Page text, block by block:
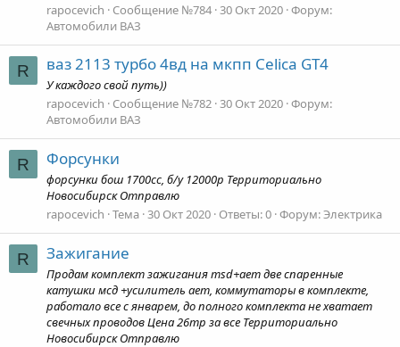
rapocevich
Сообщение №784 30 Окт 2020 Форум:
Автомобили ВАЗ
R ваз 2113 турбо 4вд на мкпп Celica GT4
У каждого свой путь))
rapocevich
Сообщение №782 30 Окт 2020 Форум:
Автомобили ВАЗ
R Форсунки
форсунки бош 1700сс, б/у 12000р Территориально
Новосибирск Отправлю
rapocevich Тема 30 Окт 2020 Ответы: 0 Форум:Электрика
R Зажигание
Продам комплект зажигания msd+aem две спаренные
катушки мсд +усилитель aem, коммутаторы в комплекте,
работало все с январем, до полного комплекта не хватает
свечных проводов Цена 26тр за все Территориально
Новосибирск Отправлю